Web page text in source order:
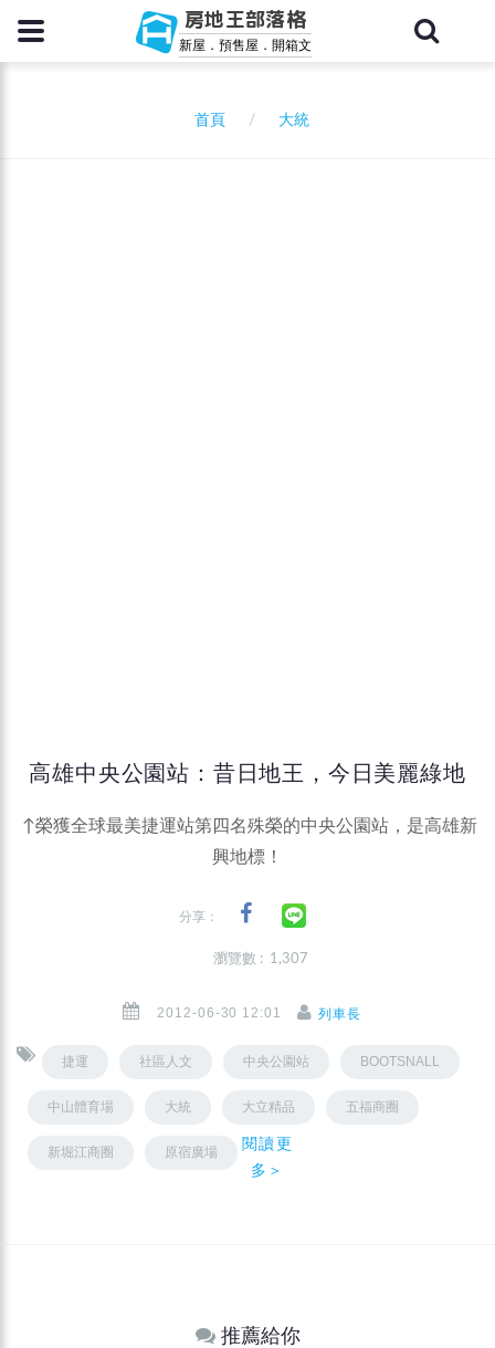
房地王部落格
新屋．預售屋．開箱文
首頁 大統
高雄中央公園站：昔日地王，今日美麗綠地
↑榮獲全球最美捷運站第四名殊榮的中央公園站，是高雄新
興地標！
分享：
瀏覽數 : 1,307
2012-06-30 12:01 列車長
捷運 社區人文 中央公園站 BOOTSNALL
中山體育場 大統 大立精品 五福商圈
新堀江商圈 原宿廣場
閱讀更
多＞
推薦給你